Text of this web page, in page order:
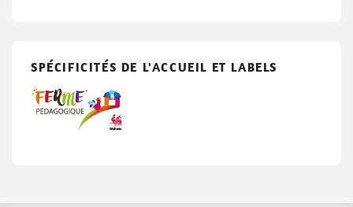
SPÉCIFICITÉS DE L'ACCUEIL ET LABELS